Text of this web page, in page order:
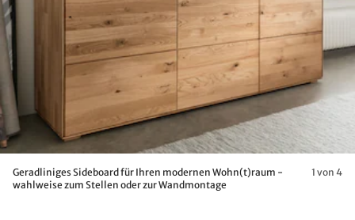
Geradliniges Sideboard für Ihren modernen Wohn(t)raum -
wahlweise zum Stellen oder zur Wandmontage
1 von 4